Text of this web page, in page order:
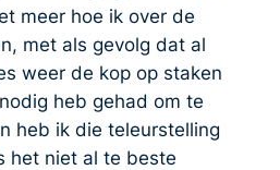
meer hoe ik over de
met als gevolg dat al
weer de kop op staken
heb gehad om te
heb ik die teleurstelling
het niet al te beste